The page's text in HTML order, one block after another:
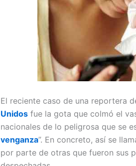
El reciente caso de una reportera
Unidos fue la gota que colmó el
nacionales de lo peligrosa que se
venganza”. En concreto, así se
por parte de otras que fueron sus